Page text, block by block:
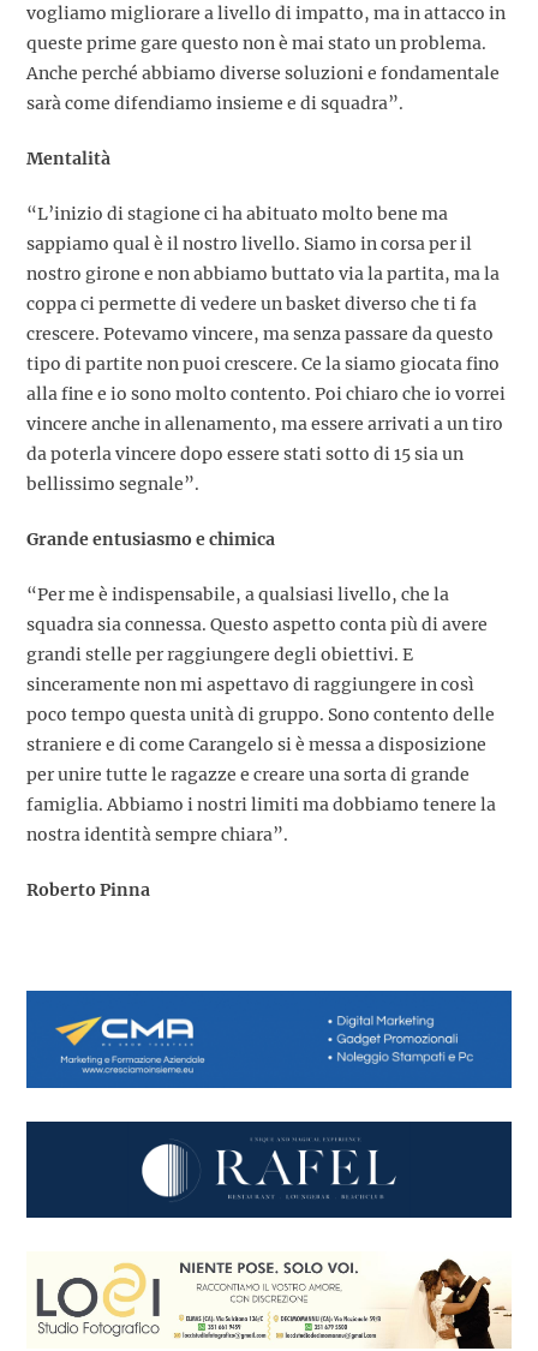
vogliamo migliorare a livello di impatto, ma in attacco in
queste prime gare questo non è mai stato un problema.
Anche perché abbiamo diverse soluzioni e fondamentale
sarà come difendiamo insieme e di squadra”.
Mentalità
“L’inizio di stagione ci ha abituato molto bene ma
sappiamo qual è il nostro livello. Siamo in corsa per il
nostro girone e non abbiamo buttato via la partita, ma la
coppa ci permette di vedere un basket diverso che ti fa
crescere. Potevamo vincere, ma senza passare da questo
tipo di partite non puoi crescere. Ce la siamo giocata fino
alla fine e io sono molto contento. Poi chiaro che io vorrei
vincere anche in allenamento, ma essere arrivati a un tiro
da poterla vincere dopo essere stati sotto di 15 sia un
bellissimo segnale”.
Grande entusiasmo e chimica
“Per me è indispensabile, a qualsiasi livello, che la
squadra sia connessa. Questo aspetto conta più di avere
grandi stelle per raggiungere degli obiettivi. E
sinceramente non mi aspettavo di raggiungere in così
poco tempo questa unità di gruppo. Sono contento delle
straniere e di come Carangelo si è messa a disposizione
per unire tutte le ragazze e creare una sorta di grande
famiglia. Abbiamo i nostri limiti ma dobbiamo tenere la
nostra identità sempre chiara”.
Roberto Pinna